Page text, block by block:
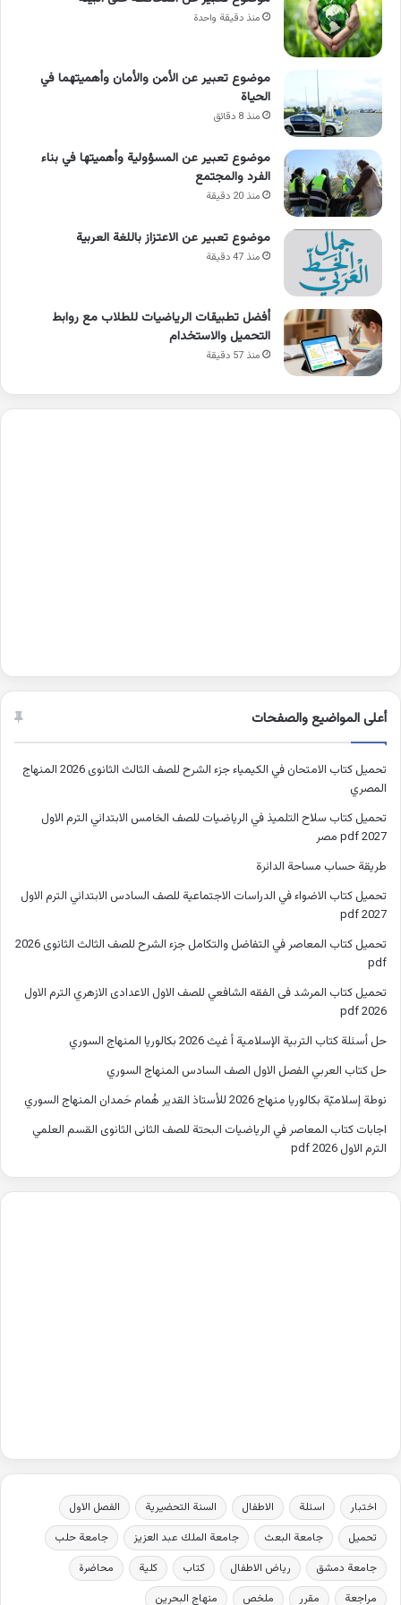
منذ دقيقة واحدة
موضوع تعبير عن الأمن والأمان وأهميتهما في
الحياة
منذ 8 دقائق
موضوع تعبير عن المسؤولية وأهميتها في بناء
الفرد والمجتمع
منذ 20 دقيقة
موضوع تعبير عن الاعتزاز باللغة العربية
منذ 47 دقيقة
أفضل تطبيقات الرياضيات للطلاب مع روابط
التحميل والاستخدام
منذ 57 دقيقة
أعلى المواضيع والصفحات
تحميل كتاب الامتحان في الكيمياء جزء الشرح للصف الثالث الثانوى 2026 المنهاج
المصري
تحميل كتاب سلاح التلميذ في الرياضيات للصف الخامس الابتدائي الترم الاول
2027 pdf مصر
طريقة حساب مساحة الدائرة
تحميل كتاب الاضواء في الدراسات الاجتماعية للصف السادس الابتدائي الترم الاول
2027 pdf
تحميل كتاب المعاصر في التفاضل والتكامل جزء الشرح للصف الثالث الثانوى 2026
pdf
تحميل كتاب المرشد فى الفقه الشافعي للصف الاول الاعدادى الازهري الترم الاول
2026 pdf
حل أسئلة كتاب التربية الإسلامية أ غيث 2026 بكالوريا المنهاج السوري
حل كتاب العربي الفصل الاول الصف السادس المنهاج السوري
نوطة إسلاميّة بكالوريا منهاج 2026 للأستاذ القدير هُمام حَمدان المنهاج السوري
اجابات كتاب المعاصر في الرياضيات البحتة للصف الثانى الثانوى القسم العلمي
الترم الاول 2026 pdf
اختبار اسئلة الاطفال السنة التحضيرية
الفصل الاول
تحميل
جامعة البعث جامعة الملك عبد العزيز
جامعة حلب
جامعة دمشق
رياض الاطفال كتاب كلية
محاضرة
مراجعة
مقرر ملخص منهاج البحرين